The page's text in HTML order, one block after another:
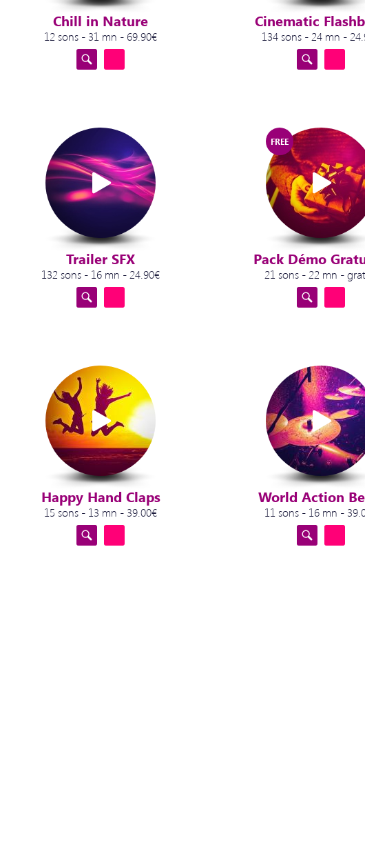
Chill in Nature
12 sons - 31 mn - 69.90€
Cinematic
134 sons - 24 mn -
Trailer SFX
132 sons - 16 mn - 24.90€
FREE
Pack Démo
21 sons - 22 mn -
Happy Hand Claps
15 sons - 13 mn - 39.00€
World Action
11 sons - 16 mn -